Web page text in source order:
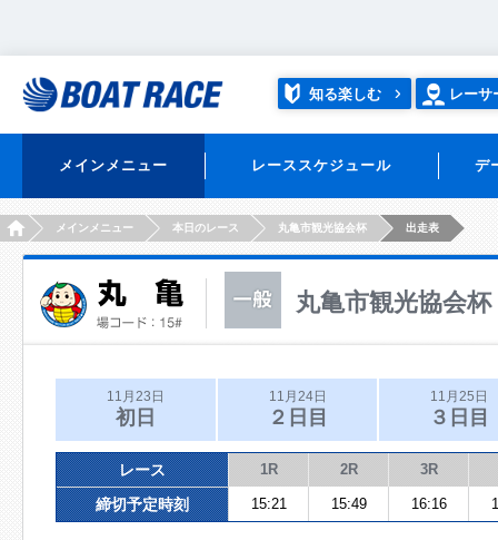
知る楽しむ レーサ
メインメニュー レーススケジュール デ
HOMEメインメニュー 本日のレース 丸亀市観光協会杯 出走表
丸亀市観光協会杯
11月23日
初日
11月24日
２日目
11月25日
３日目
レース 1R 2R 3R
締切予定時刻 15:21 15:49 16:16